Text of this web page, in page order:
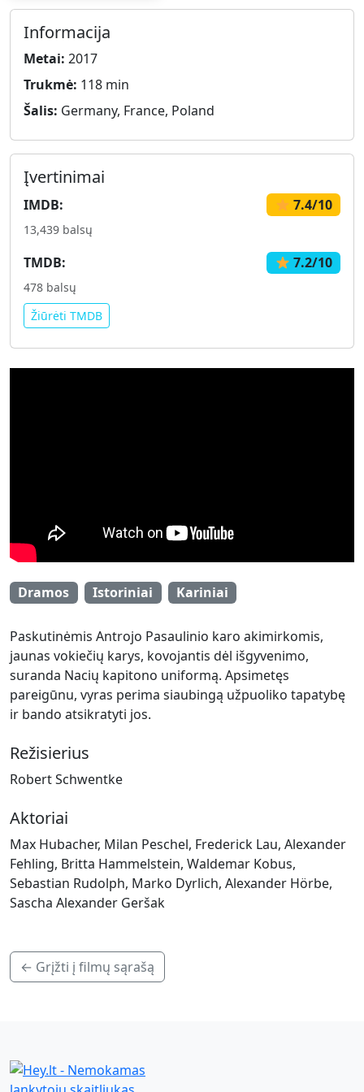
Informacija
Metai: 2017
Trukmė: 118 min
Šalis: Germany, France, Poland
Įvertinimai
IMDB: 7.4/10
13,439 balsų
TMDB: 7.2/10
478 balsų
Žiūrėti TMDB
Dramos Istoriniai Kariniai
Paskutinėmis Antrojo Pasaulinio karo akimirkomis,
jaunas vokiečių karys, kovojantis dėl išgyvenimo,
suranda Nacių kapitono uniformą. Apsimetęs
pareigūnu, vyras perima siaubingą užpuoliko tapatybę
ir bando atsikratyti jos.
Režisierius
Robert Schwentke
Aktoriai
Max Hubacher, Milan Peschel, Frederick Lau, Alexander
Fehling, Britta Hammelstein, Waldemar Kobus,
Sebastian Rudolph, Marko Dyrlich, Alexander Hörbe,
Sascha Alexander Geršak
← Grįžti į filmų sąrašą